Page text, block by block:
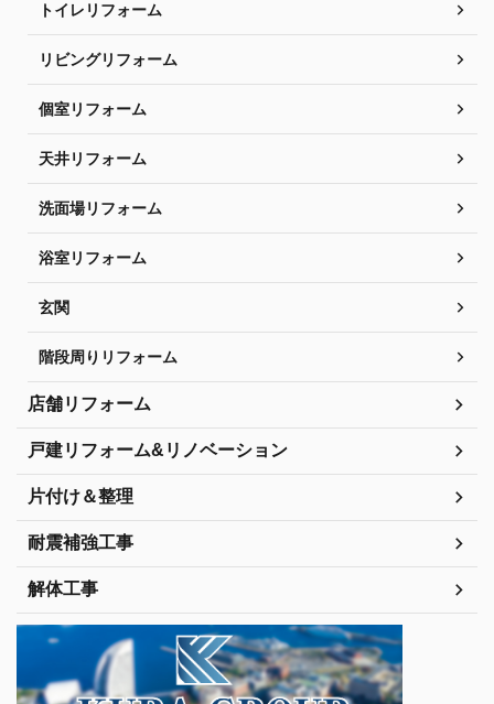
トイレリフォーム
リビングリフォーム
個室リフォーム
天井リフォーム
洗面場リフォーム
浴室リフォーム
玄関
階段周りリフォーム
店舗リフォーム
戸建リフォーム&リノベーション
片付け＆整理
耐震補強工事
解体工事